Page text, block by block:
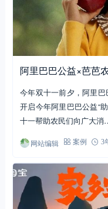
阿里巴巴公益×芭芭
今年双十一前夕，阿里巴
开启今年阿里巴巴公益“
十一帮助农民们向广大
网站编辑 案例 3